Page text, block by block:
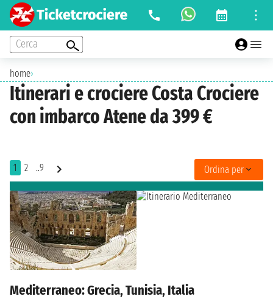
Cerca
home›
Itinerari e crociere Costa Crociere
con imbarco Atene da 399 €
1 2 ..9 Ordina per
Mediterraneo: Grecia, Tunisia, Italia